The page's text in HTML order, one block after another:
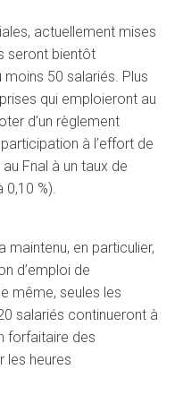
actuellement mises
seront bientôt
50 salariés. Plus
qui emploieront au
d’un règlement
à l’effort de
Fnal à un taux de
0,10 %).
maintenu, en particulier,
d’emploi de
même, seules les
salariés continueront à
forfaitaire des
les heures